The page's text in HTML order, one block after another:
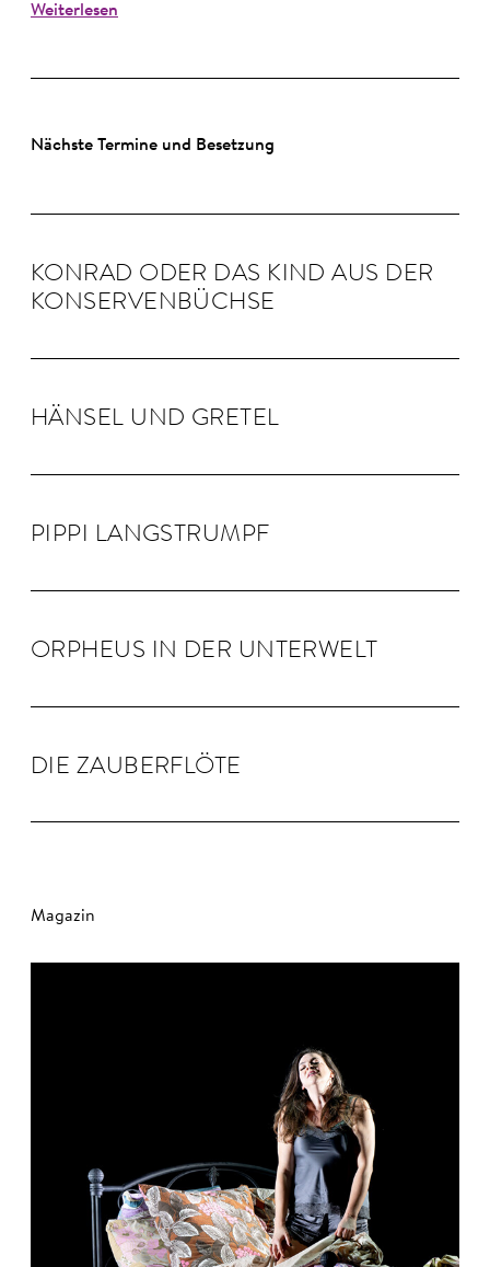
Weiterlesen
Nächste Termine und Besetzung
KON­RAD ODER DAS KIND AUS DER
KON­SER­VEN­BÜCHSE
HÄNSEL UND GRE­TEL
PIPPI LANG­STRUMPF
OR­PHEUS IN DER UN­TER­WELT
DIE ZAU­BER­FLÖTE
Magazin